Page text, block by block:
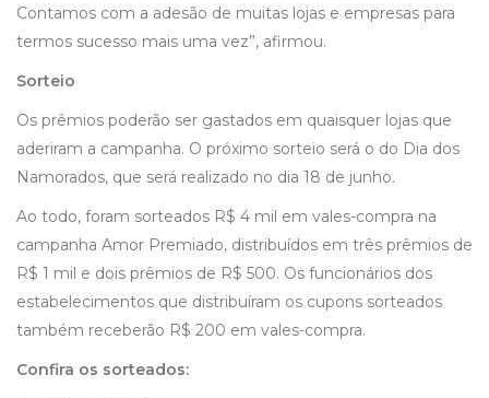
Contamos com a adesão de muitas lojas e empresas para
termos sucesso mais uma vez”, afirmou.
Sorteio
Os prêmios poderão ser gastados em quaisquer lojas que
aderiram a campanha. O próximo sorteio será o do Dia dos
Namorados, que será realizado no dia 18 de junho.
Ao todo, foram sorteados R$ 4 mil em vales-compra na
campanha Amor Premiado, distribuídos em três prêmios de
R$ 1 mil e dois prêmios de R$ 500. Os funcionários dos
estabelecimentos que distribuíram os cupons sorteados
também receberão R$ 200 em vales-compra.
Confira os sorteados: